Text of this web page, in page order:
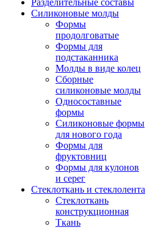
Разделительные составы
Силиконовые молды
Формы
продолговатые
Формы для
подстаканника
Молды в виде колец
Сборные
силиконовые молды
Односоставные
формы
Силиконовые формы
для нового года
Формы для
фруктовниц
Формы для кулонов
и серег
Стеклоткань и стеклолента
Стеклоткань
конструкционная
Ткань